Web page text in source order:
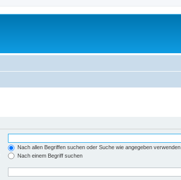
Nach allen Begriffen suchen oder Suche wie angegeben verwenden
Nach einem Begriff suchen